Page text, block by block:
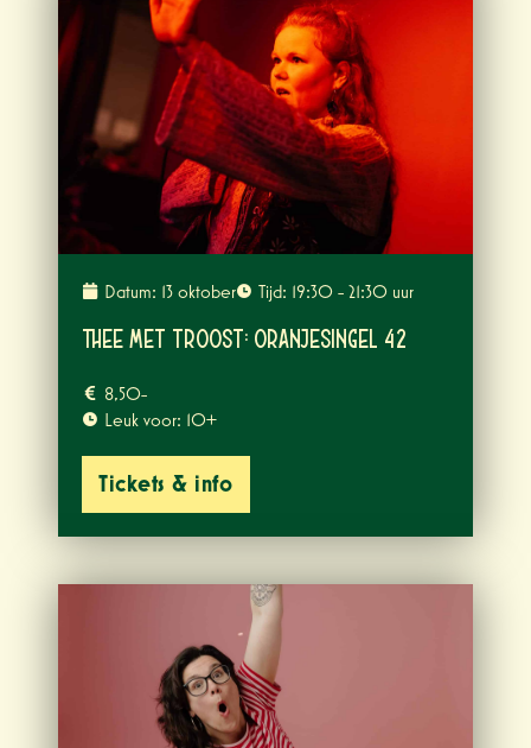
Datum: 13 oktober Tijd: 19:30 - 21:30 uur
Thee met Troost: Oranjesingel 42
8,50-
Leuk voor: 10+
Tickets & info